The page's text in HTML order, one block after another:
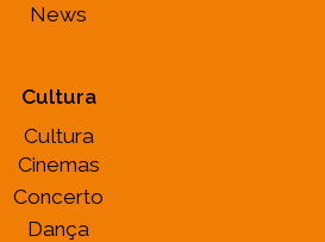
News
Cultura
Cultura
Cinemas
Concerto
Dança